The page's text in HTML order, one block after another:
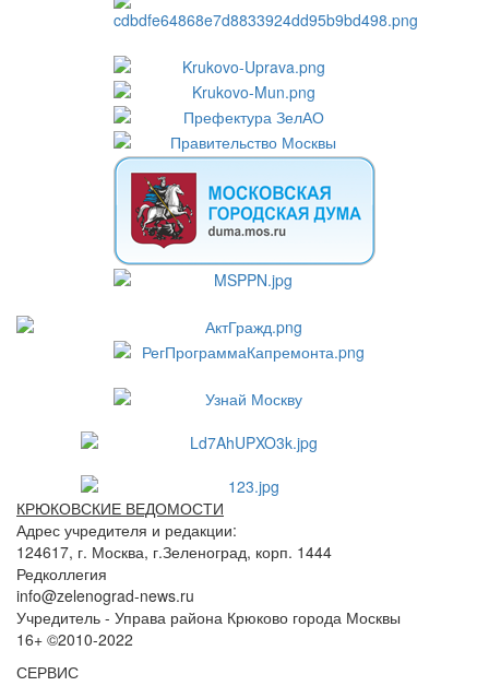
КРЮКОВСКИЕ ВЕДОМОСТИ
Адрес учредителя и редакции:
124617, г. Москва, г.Зеленоград, корп. 1444
Редколлегия
info@zelenograd-news.ru
Учредитель - Управа района Крюково города Москвы
16+ ©2010-2022
СЕРВИС